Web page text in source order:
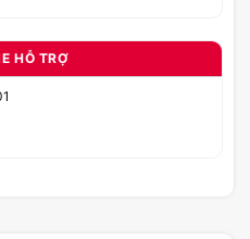
HỖ TRỢ